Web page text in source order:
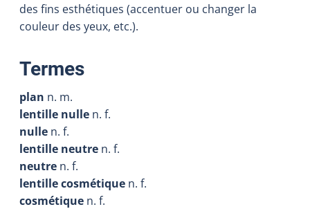
des fins esthétiques (accentuer ou changer la
couleur des yeux, etc.).
Termes:
plan n. m.
lentille nulle n. f.
nulle n. f.
lentille neutre n. f.
neutre n. f.
lentille cosmétique n. f.
cosmétique n. f.